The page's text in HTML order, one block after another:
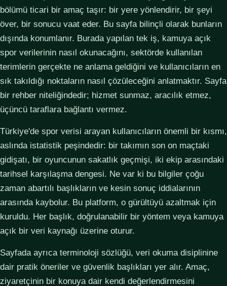
bölümü ticari bir amaç taşır: bir yere yönlendirir, bir şeyi
över, bir sonucu vaat eder. Bu sayfa bilinçli olarak bunların
dışında konumlanır. Burada yapılan tek iş, kamuya açık
spor verilerinin nasıl okunacağını, sektörde kullanılan
terimlerin gerçekte ne anlama geldiğini ve kullanıcıların en
sık takıldığı noktaların nasıl çözüleceğini anlatmaktır. Sayfa
bir rehber niteliğindedir; hizmet sunmaz, aracılık etmez,
üçüncü taraflara bağlantı vermez.
Türkiye'de spor verisi arayan kullanıcıların önemli bir kısmı,
aslında istatistik peşindedir: bir takımın son on maçtaki
gidişatı, bir oyuncunun sakatlık geçmişi, iki ekip arasındaki
tarihsel karşılaşma dengesi. Ne var ki bu bilgiler çoğu
zaman abartılı başlıkların ve kesin sonuç iddialarının
arasında kaybolur. Bu platform, o gürültüyü azaltmak için
kuruldu. Her başlık, doğrulanabilir bir yöntem veya kamuya
açık bir veri kaynağı üzerine oturur.
Sayfada ayrıca terminoloji sözlüğü, veri okuma disiplinine
dair pratik öneriler ve güvenlik başlıkları yer alır. Amaç,
ziyaretçinin bir konuya dair kendi değerlendirmesini